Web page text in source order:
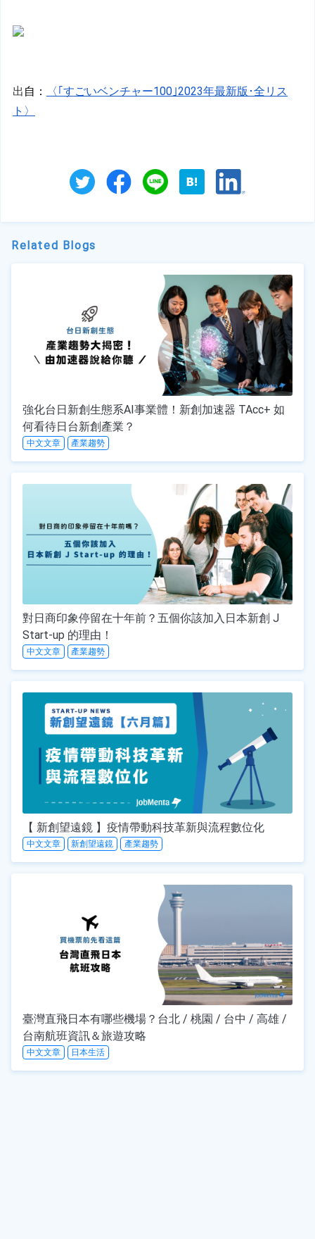
出 自：
〈｢すごいベンチャー100｣2023年最新版･全リス
ト〉
Related Blogs
強化台日新創生態系AI事業體！新創加速器 TAcc+ 如
何看待日台新創產業？
中文文章 產業趨勢
對日商印象停留在十年前？五個你該加入日本新創 J
Start-up 的理由！
中文文章 產業趨勢
【 新創望遠鏡 】疫情帶動科技革新與流程數位化
中文文章 新創望遠鏡 產業趨勢
臺灣直飛日本有哪些機場？台北 / 桃園 / 台中 / 高雄 /
台南航班資訊＆旅遊攻略
中文文章 日本生活